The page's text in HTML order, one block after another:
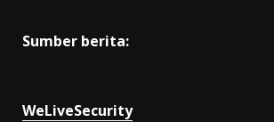
Sumber berita:
WeLiveSecurity